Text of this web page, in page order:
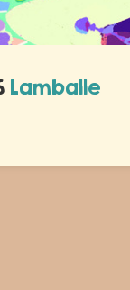
Lamballe